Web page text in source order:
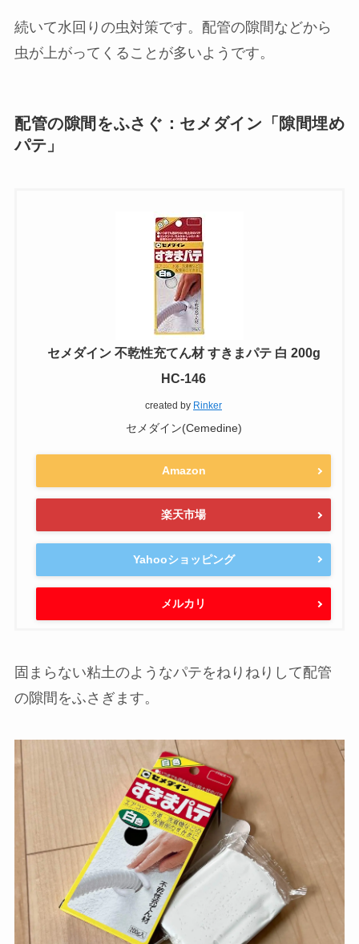
続いて水回りの虫対策です。配管の隙間などから
虫が上がってくることが多いようです。
配管の隙間をふさぐ：セメダイン「隙間埋め
パテ」
セメダイン 不乾性充てん材 すきまパテ 白 200g
HC-146
created by Rinker
セメダイン(Cemedine)
Amazon
楽天市場
Yahooショッピング
メルカリ
固まらない粘土のようなパテをねりねりして配管
の隙間をふさぎます。